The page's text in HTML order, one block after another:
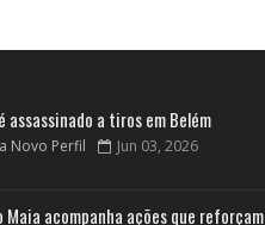
assassinado a tiros em Belém
Novo Perfil Jun 03, 2026
Maia acompanha ações que reforçam